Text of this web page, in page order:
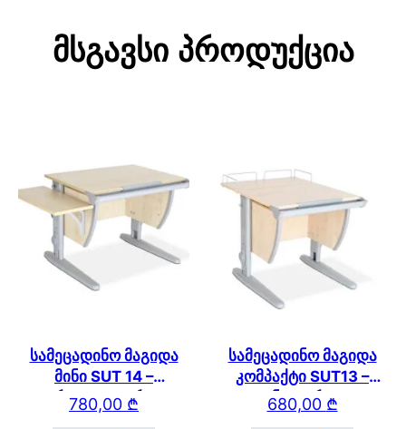
Მსგავსი Პროდუქცია
სამეცადინო მაგიდა
მინი SUT 14 –
გვერდითა თაროთი
780,00 ₾
სამეცადინო მაგიდა
კომპაქტი SUT13 –
უკანა თაროთი
680,00 ₾